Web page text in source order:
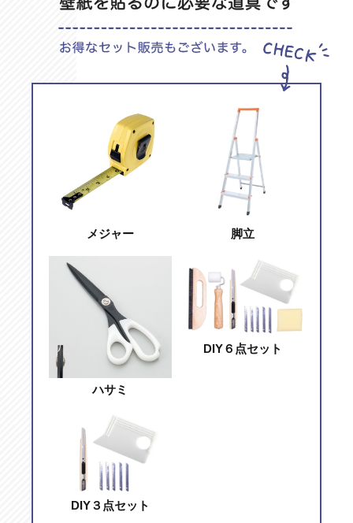
メジャー 脚立
ハサミ
DIY６点セット
DIY３点セット